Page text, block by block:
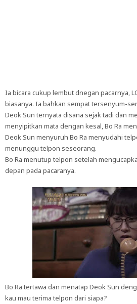
Ia bicara cukup lembut dnegan pacarnya,
biasanya. Ia bahkan sempat tersenyum-
Deok Sun ternyata disana sejak tadi dan
menyipitkan mata dengan kesal, Bo Ra
Deok Sun menyuruh Bo Ra menyudahi
menunggu telpon seseorang.
Bo Ra menutup telpon setelah
depan pada pacaranya.
Bo Ra tertawa dan menatap Deok Sun
kau mau terima telpon dari siapa?